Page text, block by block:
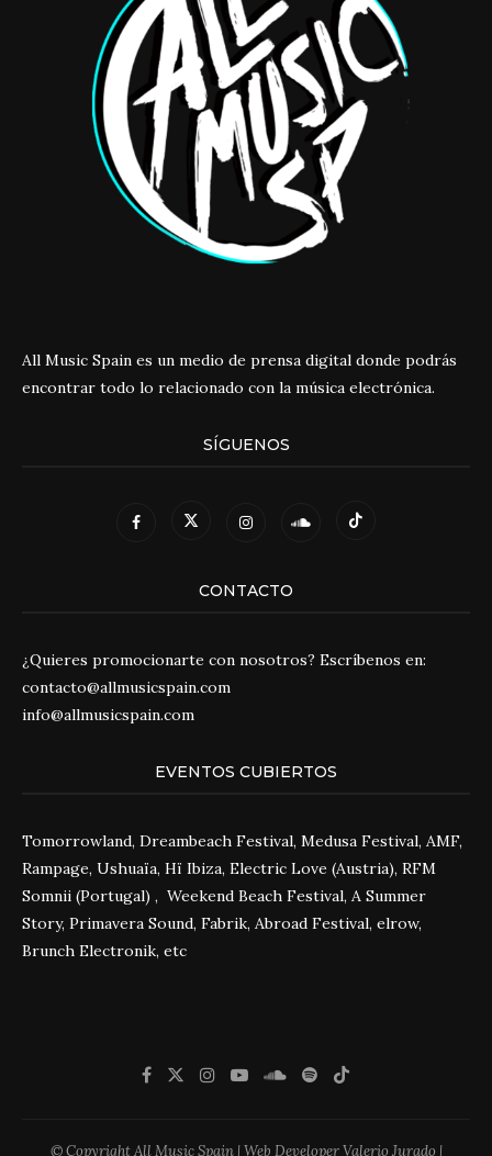
All Music Spain es un medio de prensa digital donde podrás
encontrar todo lo relacionado con la música electrónica.
SÍGUENOS
CONTACTO
¿Quieres promocionarte con nosotros? Escríbenos en:
contacto@allmusicspain.com
info@allmusicspain.com
EVENTOS CUBIERTOS
Tomorrowland, Dreambeach Festival, Medusa Festival, AMF,
Rampage, Ushuaïa, Hï Ibiza, Electric Love (Austria), RFM
Somnii (Portugal) , Weekend Beach Festival, A Summer
Story, Primavera Sound, Fabrik, Abroad Festival, elrow,
Brunch Electronik, etc
© Copyright All Music Spain | Web Developer Valerio Jurado |